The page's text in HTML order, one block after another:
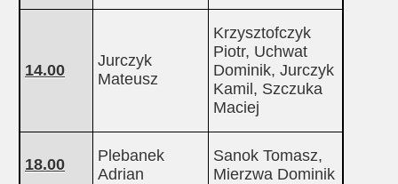
14.00
Jurczyk
Mateusz
Krzysztofczyk
Piotr, Uchwat
Dominik, Jurczyk
Kamil, Szczuka
Maciej
18.00
Plebanek
Adrian
Sanok Tomasz,
Mierzwa Dominik